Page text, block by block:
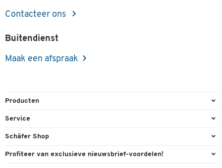
Contacteer ons
Buitendienst
Maak een afspraak
Producten
Kantoorbenodigdheden
Service
Bestelling herroepen
Schäfer Shop
Algemene voorwaarden
Profiteer van exclusieve nieuwsbrief-voordelen!